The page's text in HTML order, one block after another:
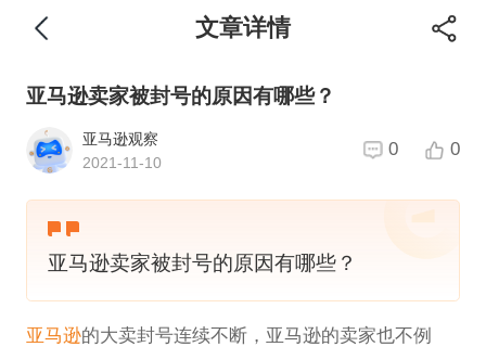
文章详情
亚马逊卖家被封号的原因有哪些？
亚马逊观察
2021-11-10
0 0
亚马逊卖家被封号的原因有哪些？
亚马逊的大卖封号连续不断，亚马逊的卖家也不例